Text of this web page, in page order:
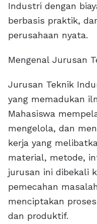
Industri dengan
berbasis praktik,
perusahaan nyata.
Mengenal Jurusan
Jurusan Teknik
yang memadukan
Mahasiswa
mengelola, dan
kerja yang
material, metode,
jurusan ini dibekali
pemecahan
menciptakan
dan produktif.